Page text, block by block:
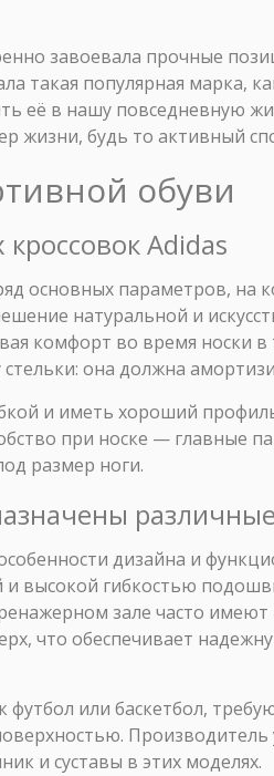
завоевала прочные
такая популярная марка,
её в нашу повседневную
жизни, будь то активный
обуви
Adidas
основных параметров, на
натуральной и
комфорт во время носки
она должна
и иметь хороший
при носке — главные
размер ноги.
дизайна и
и высокой гибкостью
зале часто
что обеспечивает
или баскетбол,
Производитель
и суставы в этих моделях.